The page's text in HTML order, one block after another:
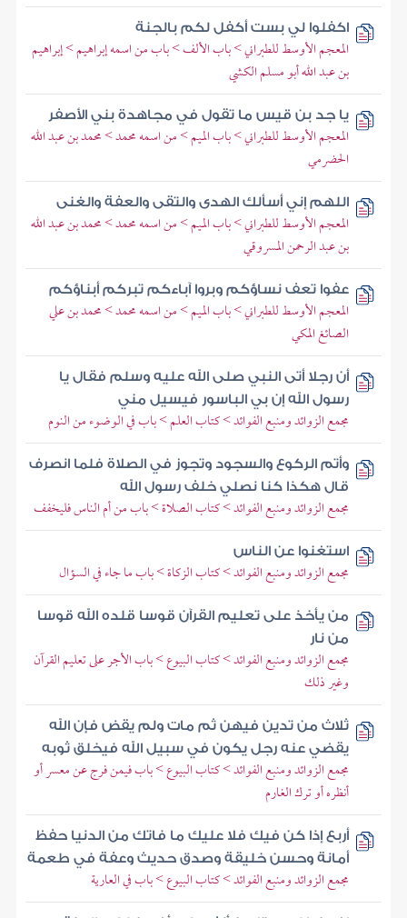
اكفلوا لي بست أكفل لكم بالجنة
المعجم الأوسط للطبراني > باب الألف > باب من اسمه إبراهيم > إبراهيم
بن عبد الله أبو مسلم الكشي
يا جد بن قيس ما تقول في مجاهدة بني الأصفر
المعجم الأوسط للطبراني > باب الميم > من اسمه محمد > محمد بن عبد الله
الحضرمي
اللهم إني أسألك الهدى والتقى والعفة والغنى
المعجم الأوسط للطبراني > باب الميم > من اسمه محمد > محمد بن عبد الله
بن عبد الرحمن المسروقي
عفوا تعف نساؤكم وبروا آباءكم تبركم أبناؤكم
المعجم الأوسط للطبراني > باب الميم > من اسمه محمد > محمد بن علي
الصائغ المكي
أن رجلا أتى النبي صلى الله عليه وسلم فقال يا
رسول الله إن بي الباسور فيسيل مني
مجمع الزوائد ومنبع الفوائد > كتاب العلم > باب في الوضوء من النوم
وأتم الركوع والسجود وتجوز في الصلاة فلما انصرف
قال هكذا كنا نصلي خلف رسول الله
مجمع الزوائد ومنبع الفوائد > كتاب الصلاة > باب من أم الناس فليخفف
استغنوا عن الناس
مجمع الزوائد ومنبع الفوائد > كتاب الزكاة > باب ما جاء في السؤال
من يأخذ على تعليم القرآن قوسا قلده الله قوسا
من نار
مجمع الزوائد ومنبع الفوائد > كتاب البيوع > باب الأجر على تعليم القرآن
وغير ذلك
ثلاث من تدين فيهن ثم مات ولم يقض فإن الله
يقضي عنه رجل يكون في سبيل الله فيخلق ثوبه
مجمع الزوائد ومنبع الفوائد > كتاب البيوع > باب فيمن فرج عن معسر أو
أنظره أو ترك الغارم
أربع إذا كن فيك فلا عليك ما فاتك من الدنيا حفظ
أمانة وحسن خليقة وصدق حديث وعفة في طعمة
مجمع الزوائد ومنبع الفوائد > كتاب البيوع > باب في العارية